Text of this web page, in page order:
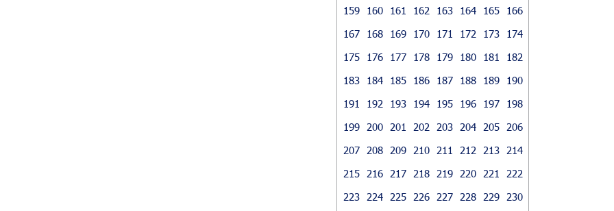
159
160 161 162 163 164 165
166
167
168 169 170 171 172 173
174
175
176 177 178 179 180 181
182
183
184 185 186 187 188 189
190
191
192 193 194 195 196 197
198
199
200 201 202 203 204 205
206
207
208 209 210 211 212 213
214
215
216 217 218 219 220 221
222
223
224 225 226 227 228 229
230